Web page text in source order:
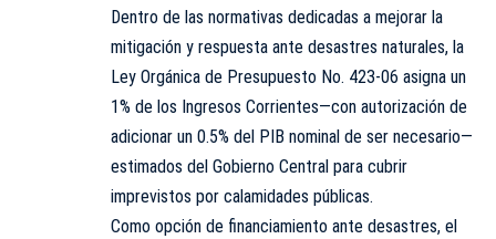
Dentro de las normativas dedicadas a mejorar la
mitigación y respuesta ante desastres naturales, la
Ley Orgánica de Presupuesto No. 423-06 asigna un
1% de los Ingresos Corrientes—con autorización de
adicionar un 0.5% del PIB nominal de ser necesario—
estimados del Gobierno Central para cubrir
imprevistos por calamidades públicas.
Como opción de financiamiento ante desastres, el